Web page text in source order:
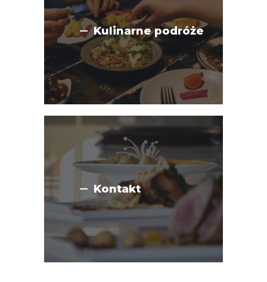
Kulinarne podróże
Kontakt